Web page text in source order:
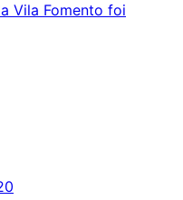
Vila Fomento foi